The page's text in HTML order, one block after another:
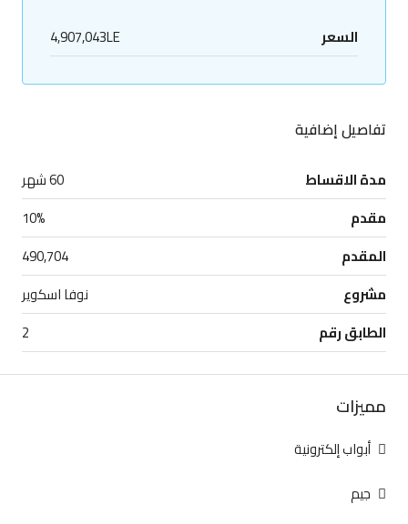
السعر 4,907,043LE
تفاصيل إضافية
مدة الاقساط
60 شهر
مقدم
10%
المقدم
490,704
مشروع
نوفا اسكوير
الطابق رقم
2
مميزات
أبواب إلكترونية
جيم